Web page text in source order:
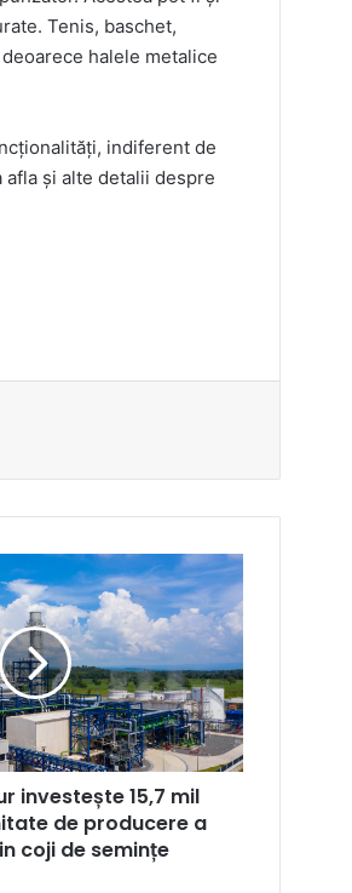
Tenis, baschet,
halele metalice
indiferent de
și alte detalii despre
investește 15,7 mil
de producere a
coji de semințe